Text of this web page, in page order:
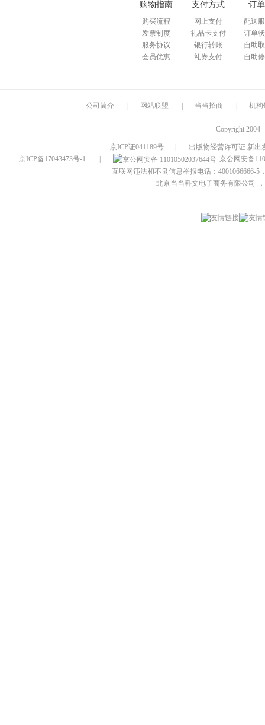
购物指南
购买流程
发票制度
服务协议
会员优惠
支付方式
网上支付
礼品卡支付
银行转账
礼券支付
订
配送
订单
自助
自助
公司简介 网站联盟 当当招商 机构
Copyright 2004
京ICP证041189号
出版物经营许可证 新出
京ICP备17043473号-1
京公网安备
互联网违法和不良信息举报电话：4001066666-5
北京当当科文电子商务有限公司